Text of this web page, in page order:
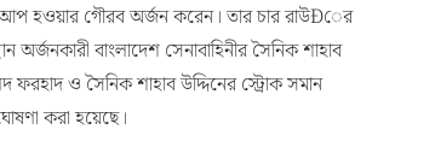
আপ হওয়ার গৌরব অর্জন করেন। তার চার রাউÐের
বাংলাদেশ সেনাবাহিনীর সৈনিক শাহাব
ও সৈনিক শাহাব উদ্দিনের স্ট্রোক সমান
করা হয়েছে।